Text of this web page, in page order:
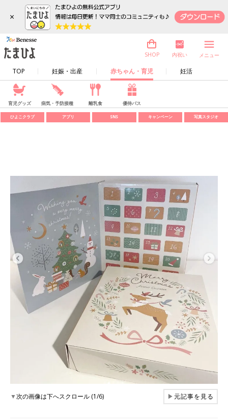
×
TOP 妊娠・出産 赤ちゃん・育児 妊活
SHOP 内祝い メニュー
育児グッズ 病気・予防接種 離乳食 優待パス
ひよこクラブ アプリ SNS キャンペーン 写真スタジオ
▼次の画像は下へスクロール (1/6) ▶元記事を見る